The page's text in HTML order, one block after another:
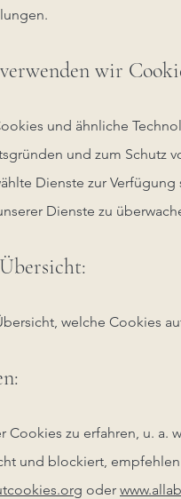
wir
und ähnliche
und zum Schutz
Dienste zur
Dienste zu
welche Cookies
Cookies zu erfahren, u. a.
und blockiert,
oder